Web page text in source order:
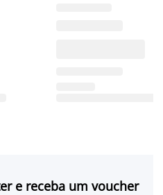
e receba um voucher